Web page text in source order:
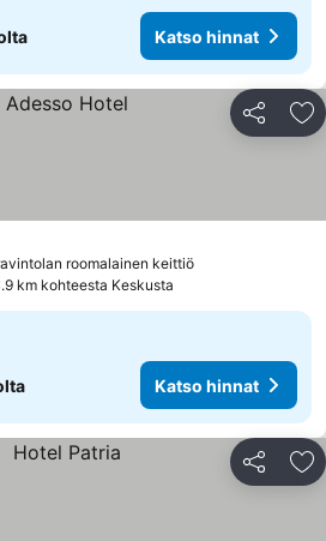
Katso hinnat
Jaa
roomalainen keittiö
km kohteesta Keskusta
Katso hinnat
Jaa